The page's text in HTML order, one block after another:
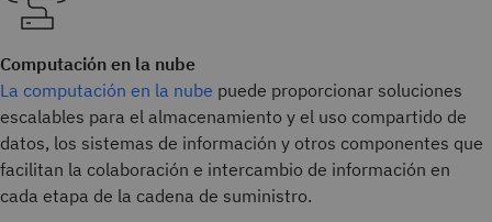
Computación en la nube
La computación en la nube puede proporcionar soluciones
escalables para el almacenamiento y el uso compartido de
datos, los sistemas de información y otros componentes que
facilitan la colaboración e intercambio de información en
cada etapa de la cadena de suministro.